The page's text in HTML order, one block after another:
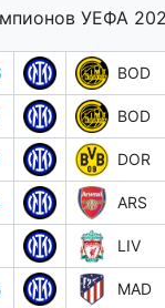
УЕФА
BOD
BOD
DOR
ARS
LIV
MAD